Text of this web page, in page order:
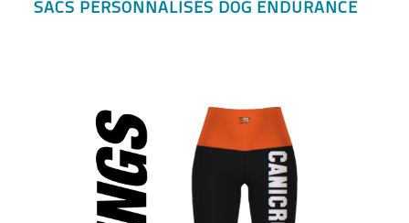
SACS PERSONNALISÉS DOG ENDURANCE